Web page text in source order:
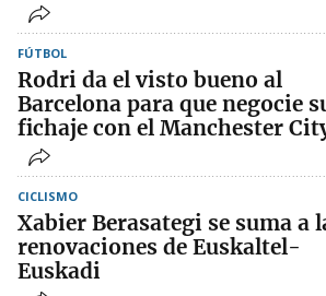
FÚTBOL
Rodri da el visto bueno al
Barcelona para que negocie
fichaje con el Manchester
CICLISMO
Xabier Berasategi se suma a
renovaciones de Euskaltel-
Euskadi